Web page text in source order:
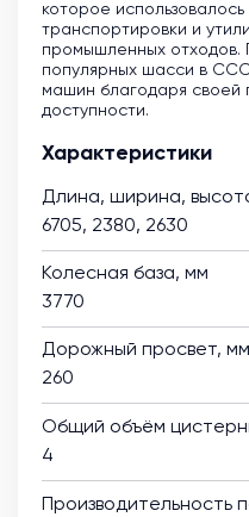
которое использовалось
транспортировки и
промышленных отходов.
популярных шасси в
машин благодаря своей
доступности.
Характеристики
Длина, ширина,
6705, 2380, 2630
Колесная база, мм
3770
Дорожный просвет, мм
260
Общий объём
4
Производительность